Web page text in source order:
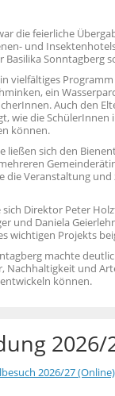
die feierliche
und
Basilika
vielfältiges
ein
Auch den
wie die
können.
ließen sich den
die Veranstaltung
Direktor Peter
und Daniela
wichtigen Projekts
machte
Nachhaltigkeit und
können.
2026/
2026/27 (Online)